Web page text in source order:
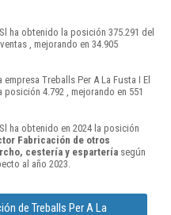
ha obtenido la posición 375.291 del
, mejorando en 34.905
empresa Treballs Per A La Fusta I El
4.792 , mejorando en 551
ha obtenido en 2024 la posición
Fabricación de otros
cestería y espartería según
al año 2023.
de Treballs Per A La